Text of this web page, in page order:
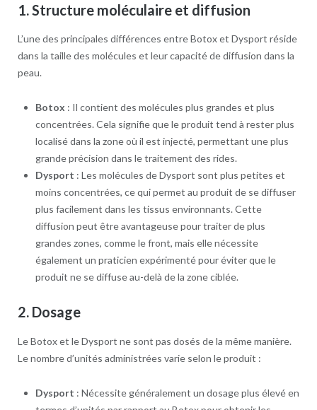
1.Structure moléculaire et diffusion
L’une des principales différences entre Botox et Dysport réside
dans la taille des molécules et leur capacité de diffusion dans la
peau.
Botox : Il contient des molécules plus grandes et plus
concentrées. Cela signifie que le produit tend à rester plus
localisé dans la zone où il est injecté, permettant une plus
grande précision dans le traitement des rides.
Dysport : Les molécules de Dysport sont plus petites et
moins concentrées, ce qui permet au produit de se diffuser
plus facilement dans les tissus environnants. Cette
diffusion peut être avantageuse pour traiter de plus
grandes zones, comme le front, mais elle nécessite
également un praticien expérimenté pour éviter que le
produit ne se diffuse au-delà de la zone ciblée.
2. Dosage
Le Botox et le Dysport ne sont pas dosés de la même manière.
Le nombre d’unités administrées varie selon le produit :
Dysport : Nécessite généralement un dosage plus élevé en